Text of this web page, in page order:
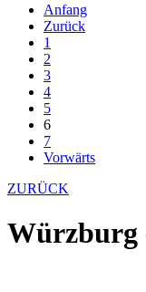
Anfang
Zurück
1
2
3
4
5
6
7
Vorwärts
ZURÜCK
Würzburg